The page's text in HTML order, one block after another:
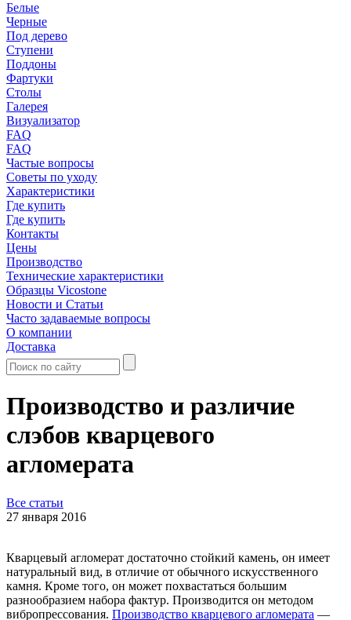
Белые
Черные
Под дерево
Ступени
Поддоны
Фартуки
Столы
Галерея
Визуализатор
FAQ
FAQ
Частые вопросы
Советы по уходу
Характеристики
Где купить
Где купить
Контакты
Цены
Производство
Технические характеристики
Образцы Vicostone
Новости и Статьи
Часто задаваемые вопросы
О компании
Доставка
Производство и различие
слэбов кварцевого
агломерата
Все статьи
27 января 2016
Кварцевый агломерат достаточно стойкий камень, он имеет
натуральный вид, в отличие от обычного искусственного
камня. Кроме того, он может похвастаться большим
разнообразием набора фактур. Производится он методом
вибропрессования. Производство кварцевого агломерата —